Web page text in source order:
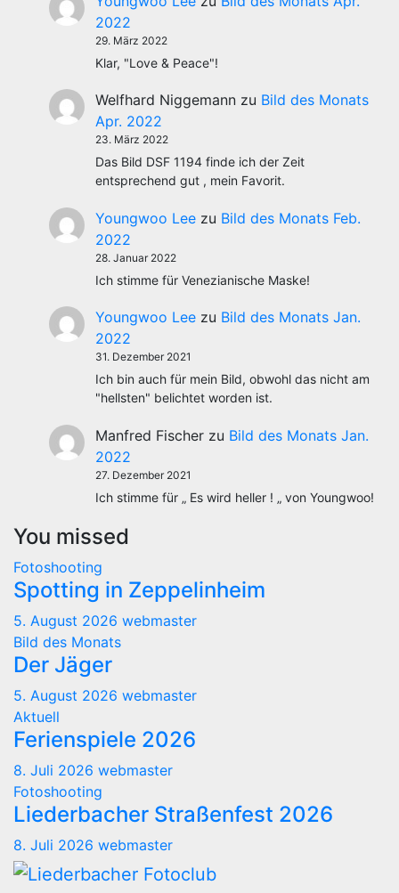
2022
29. März 2022
Klar, "Love & Peace"!
Welfhard Niggemann zu Bild des Monats
Apr. 2022
23. März 2022
Das Bild DSF 1194 finde ich der Zeit
entsprechend gut , mein Favorit.
Youngwoo Lee zu Bild des Monats Feb.
2022
28. Januar 2022
Ich stimme für Venezianische Maske!
Youngwoo Lee zu Bild des Monats Jan.
2022
31. Dezember 2021
Ich bin auch für mein Bild, obwohl das nicht am
"hellsten" belichtet worden ist.
Manfred Fischer zu Bild des Monats Jan.
2022
27. Dezember 2021
Ich stimme für „ Es wird heller ! „ von Youngwoo!
You missed
Fotoshooting
Spotting in Zeppelinheim
5. August 2026 webmaster
Bild des Monats
Der Jäger
5. August 2026 webmaster
Aktuell
Ferienspiele 2026
8. Juli 2026 webmaster
Fotoshooting
Liederbacher Straßenfest 2026
8. Juli 2026 webmaster